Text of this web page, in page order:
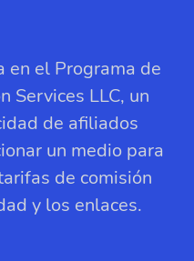
en el Programa de
Services LLC, un
de afiliados
un medio para
de comisión
y los enlaces.